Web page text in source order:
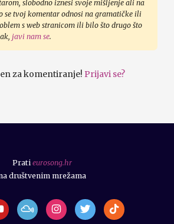
slobodno iznesi svoje mišljenje ali na
se tvoj komentar odnosi na gramatičke ili
s web stranicom ili bilo što drugo što
javi nam se.
za komentiranje! Prijavi se?
Prati eurosong.hr
društvenim mrežama